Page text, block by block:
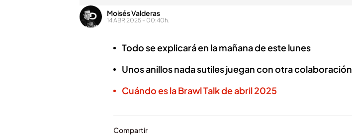
Moisés Valderas
14 ABR 2025 - 00:40h.
Todo se explicará en la mañana de este lunes
Unos anillos nada sutiles juegan con otra colaboración
Cuándo es la Brawl Talk de abril 2025
Compartir